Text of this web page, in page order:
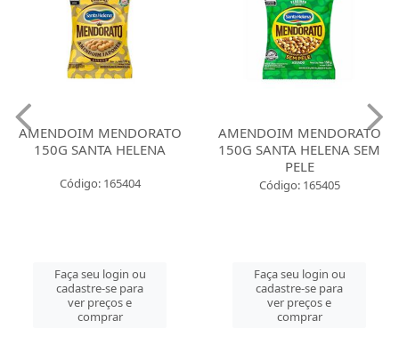
AMENDOIM MENDORATO
150G SANTA HELENA
Código: 165404
Faça seu login ou
cadastre-se para
ver preços e
comprar
AMENDOIM MENDORATO
150G SANTA HELENA SEM
PELE
Código: 165405
Faça seu login ou
cadastre-se para
ver preços e
comprar